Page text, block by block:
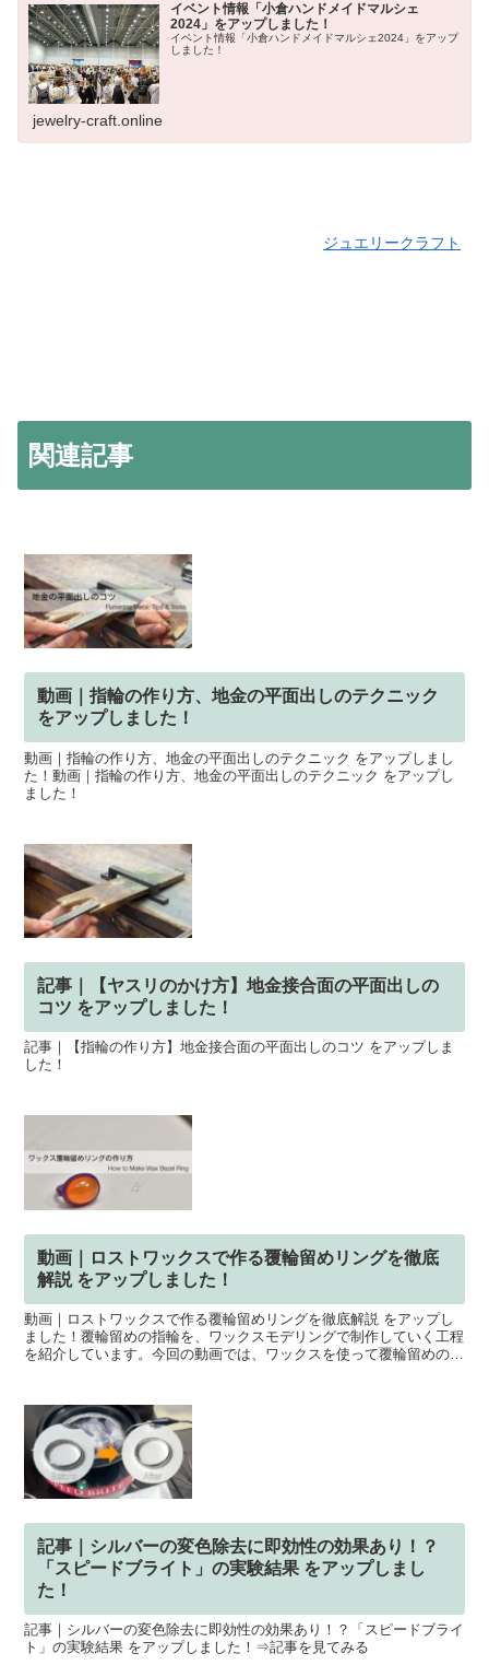
イベント情報「小倉ハンドメイドマルシェ
2024」をアップしました！
イベント情報「小倉ハンドメイドマルシェ2024」をアップ
しました！
jewelry-craft.online
ジュエリークラフト
関連記事
動画｜指輪の作り方、地金の平面出しのテクニック
をアップしました！
動画｜指輪の作り方、地金の平面出しのテクニック をアップしまし
た！動画｜指輪の作り方、地金の平面出しのテクニック をアップし
ました！
記事｜【ヤスリのかけ方】地金接合面の平面出しの
コツ をアップしました！
記事｜【指輪の作り方】地金接合面の平面出しのコツ をアップしま
した！
動画｜ロストワックスで作る覆輪留めリングを徹底
解説 をアップしました！
動画｜ロストワックスで作る覆輪留めリングを徹底解説 をアップし
ました！覆輪留めの指輪を、ワックスモデリングで制作していく工程
を紹介しています。今回の動画では、ワックスを使って覆輪留めの指
記事｜シルバーの変色除去に即効性の効果あり！？
「スピードブライト」の実験結果 をアップしまし
た！
記事｜シルバーの変色除去に即効性の効果あり！？「スピードブライ
ト」の実験結果 をアップしました！⇒記事を見てみる